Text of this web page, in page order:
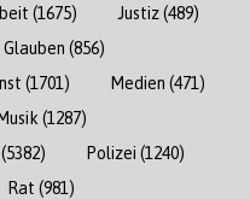
(1675) Justiz(489)
Glauben (856)
(1701) Medien (471)
(1287)
(5382) Polizei (1240)
Rat (981)